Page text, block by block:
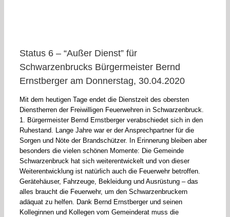
Status 6 – “Außer Dienst” für
Schwarzenbrucks Bürgermeister Bernd
Ernstberger am Donnerstag, 30.04.2020
Mit dem heutigen Tage endet die Dienstzeit des obersten
Dienstherren der Freiwilligen Feuerwehren in Schwarzenbruck.
1. Bürgermeister Bernd Ernstberger verabschiedet sich in den
Ruhestand. Lange Jahre war er der Ansprechpartner für die
Sorgen und Nöte der Brandschützer. In Erinnerung bleiben aber
besonders die vielen schönen Momente: Die Gemeinde
Schwarzenbruck hat sich weiterentwickelt und von dieser
Weiterentwicklung ist natürlich auch die Feuerwehr betroffen.
Gerätehäuser, Fahrzeuge, Bekleidung und Ausrüstung – das
alles braucht die Feuerwehr, um den Schwarzenbruckern
adäquat zu helfen. Dank Bernd Ernstberger und seinen
Kolleginnen und Kollegen vom Gemeinderat muss die